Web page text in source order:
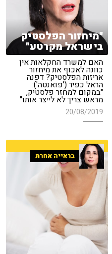
"מיחזור הפלסטיק
בישראל מקרטע"
האם למשרד החקלאות אין
כוונה לאכוף את מיחזור
אריזות הפלסטיק? דפנה
הראל כפיר ('פואנטה'):
"במקום למחזר פלסטיק,
מראש צריך לא לייצר אותו"
20/08/2019
בראייה אחרת